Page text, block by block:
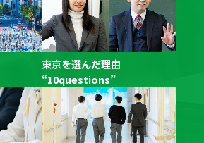
イン説明会を開催します。
」開催レポートを公開しました。
学校教員志望者向け個別相談会を開催
東京を選んだ理由
“10questions”